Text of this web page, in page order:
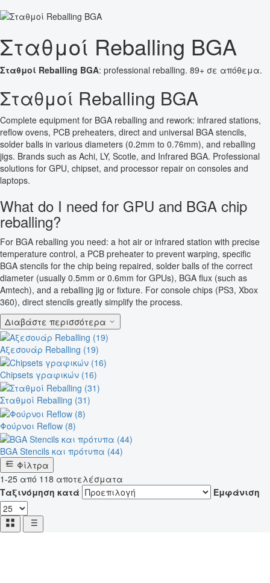
Σταθμοί Reballing BGA
Σταθμοί Reballing BGA: professional reballing. 89+ σε απόθεμα.
Σταθμοί Reballing BGA
Complete equipment for BGA reballing and rework: infrared stations,
reflow ovens, PCB preheaters, direct and universal BGA stencils,
solder balls in various diameters (0.2mm to 0.76mm), and reballing
jigs. Brands such as Achi, LY, Scotle, and Infrared BGA. Professional
solutions for GPU, chipset, and processor repair on consoles and
laptops.
What do I need for GPU and BGA chip
reballing?
For BGA reballing you need: a hot air or infrared station with precise
temperature control, a PCB preheater to prevent warping, specific
BGA stencils for the chip being repaired, solder balls of the correct
diameter (usually 0.5mm or 0.6mm for GPUs), BGA flux (such as
Amtech), and a reballing jig or fixture. For console chips (PS3, Xbox
360), direct stencils greatly simplify the process.
Διαβάστε περισσότερα
Αξεσουάρ Reballing (19)
Chipsets γραφικών (16)
Σταθμοί Reballing (31)
Φούρνοι Reflow (8)
BGA Stencils και πρότυπα (44)
Φίλτρα
1-25 από 118 αποτελέσματα
Ταξινόμηση κατά
Εμφάνιση